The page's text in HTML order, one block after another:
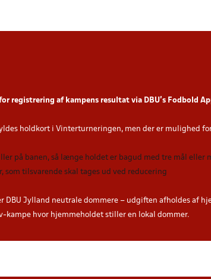
registrering af kampens resultat via DBU’s Fodbold
holdkort i Vinterturneringen, men der er mulighed
på banen, så længe holdet er bagud med tre mål eller
som tilsvarende skal tages ud ved reducering
DBU Jylland neutrale dommere – udgiften afholdes af
kampe hvor hjemmeholdet stiller en lokal dommer.